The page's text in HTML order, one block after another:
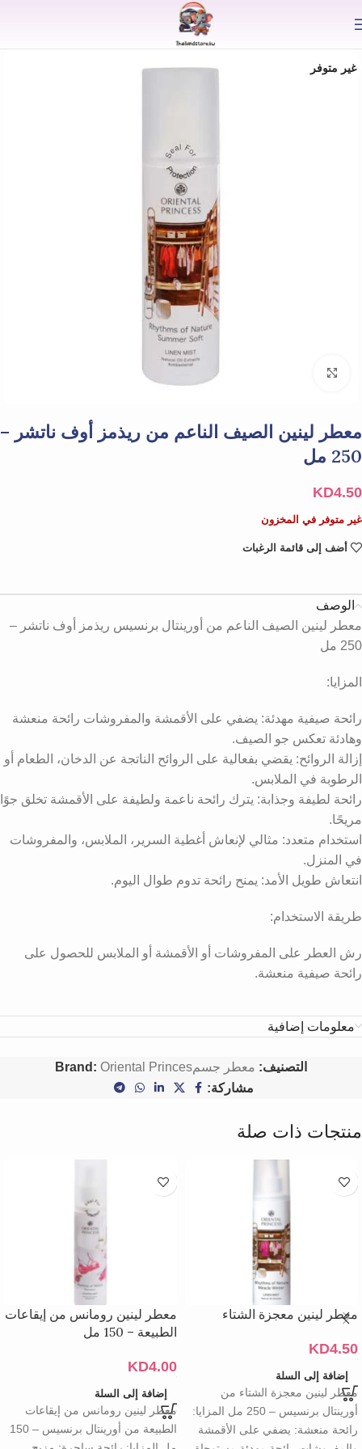
غير متوفر
معطر لينين الصيف الناعم من ريذمز أوف ناتشر –
250 مل
KD4.50
غير متوفر في المخزون
أضف إلى قائمة الرغبات
الوصف
معطر لينين الصيف الناعم من أورينتال برنسيس ريذمز أوف ناتشر –
250 مل
المزايا:
رائحة صيفية مهدئة: يضفي على الأقمشة والمفروشات رائحة منعشة
وهادئة تعكس جو الصيف.
إزالة الروائح: يقضي بفعالية على الروائح الناتجة عن الدخان، الطعام أو
الرطوبة في الملابس.
رائحة لطيفة وجذابة: يترك رائحة ناعمة ولطيفة على الأقمشة تخلق جوًا
مريحًا.
استخدام متعدد: مثالي لإنعاش أغطية السرير، الملابس، والمفروشات
في المنزل.
انتعاش طويل الأمد: يمنح رائحة تدوم طوال اليوم.
طريقة الاستخدام:
رش العطر على المفروشات أو الأقمشة أو الملابس للحصول على
رائحة صيفية منعشة.
معلومات إضافية
التصنيف: معطر جسم Brand: Oriental Princes
مشاركة:
منتجات ذات صلة
معطر لينين معجزة الشتاء
KD4.50
إضافة إلى السلة
معطر لينين معجزة الشتاء من
أورينتال برنسيس – 250 مل المزايا:
رائحة منعشة: يضفي على الأقمشة
معطر لينين رومانس من إيقاعات
الطبيعة – 150 مل
KD4.00
إضافة إلى السلة
معطر لينين رومانس من إيقاعات
الطبيعة من أورينتال برنسيس – 150